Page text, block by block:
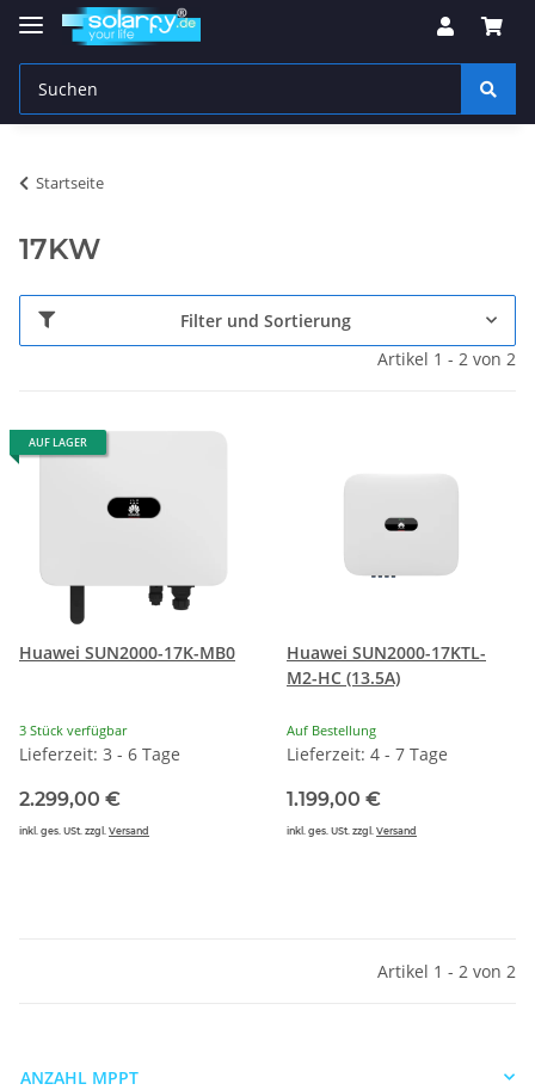
Startseite
17KW
Filter und Sortierung
Artikel 1 - 2 von 2
AUF LAGER
Huawei SUN2000-17K-MB0
3 Stück verfügbar
Lieferzeit: 3 - 6 Tage
2.299,00 €
inkl. ges. USt. zzgl. Versand
Huawei SUN2000-17KTL-
M2-HC (13.5A)
Auf Bestellung
Lieferzeit: 4 - 7 Tage
1.199,00 €
inkl. ges. USt. zzgl. Versand
Artikel 1 - 2 von 2
ANZAHL MPPT